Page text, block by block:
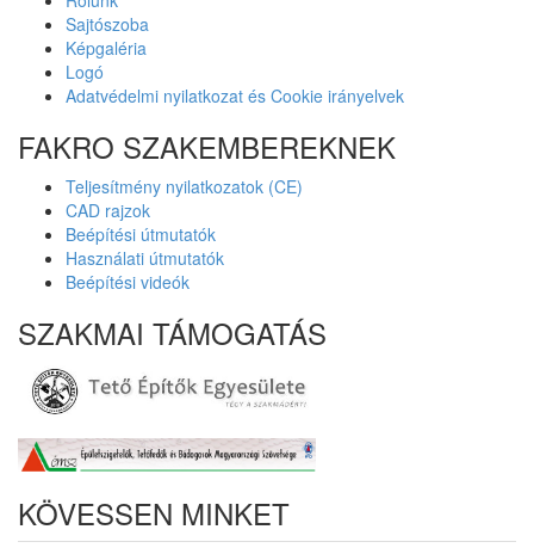
Sajtószoba
Képgaléria
Logó
Adatvédelmi nyilatkozat és Cookie irányelvek
FAKRO SZAKEMBEREKNEK
Teljesítmény nyilatkozatok (CE)
CAD rajzok
Beépítési útmutatók
Használati útmutatók
Beépítési videók
SZAKMAI TÁMOGATÁS
KÖVESSEN MINKET